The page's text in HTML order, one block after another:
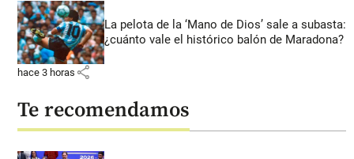
La pelota de la ‘Mano de Dios’ sale a subasta:
¿cuánto vale el histórico balón de Maradona?
hace 3 horas share
Te recomendamos